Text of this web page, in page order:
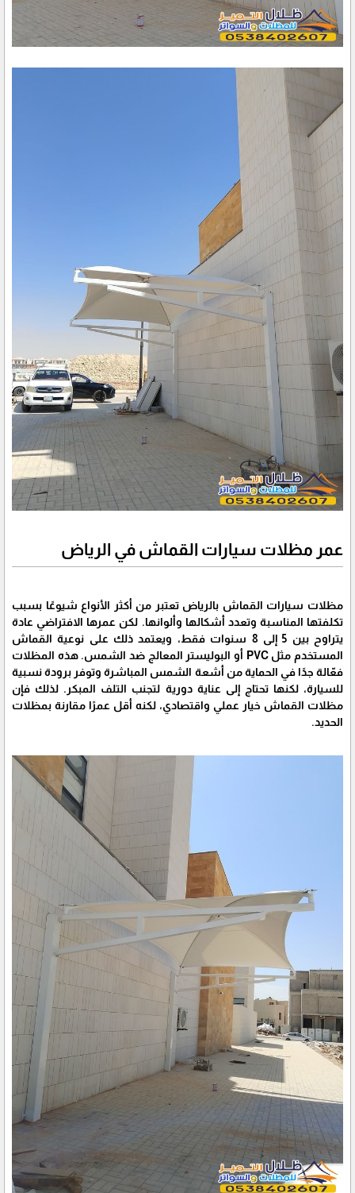
عمر مظلات سيارات القماش في الرياض
مظلات سيارات القماش بالرياض تعتبر من أكثر الأنواع شيوعًا بسبب
تكلفتها المناسبة وتعدد أشكالها وألوانها. لكن عمرها الافتراضي عادة
يتراوح بين 5 إلى 8 سنوات فقط، ويعتمد ذلك على نوعية القماش
المستخدم مثل PVC أو البوليستر المعالج ضد الشمس. هذه المظلات
فعّالة جدًا في الحماية من أشعة الشمس المباشرة وتوفر برودة نسبية
للسيارة، لكنها تحتاج إلى عناية دورية لتجنب التلف المبكر. لذلك فإن
مظلات القماش خيار عملي واقتصادي، لكنه أقل عمرًا مقارنة بمظلات
الحديد.